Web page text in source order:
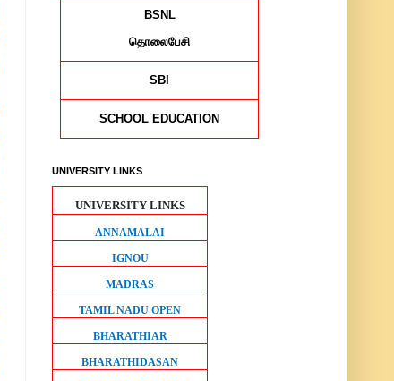
BSNL
தொலைபேசி
SBI
SCHOOL EDUCATION
UNIVERSITY LINKS
UNIVERSITY LINKS
ANNAMALAI
IGNOU
MADRAS
TAMIL NADU OPEN
BHARATHIAR
BHARATHIDASAN